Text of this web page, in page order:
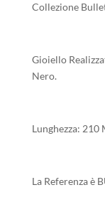
Collezione
Gioiello
Nero.
Lunghezza: 210
La Referenza è